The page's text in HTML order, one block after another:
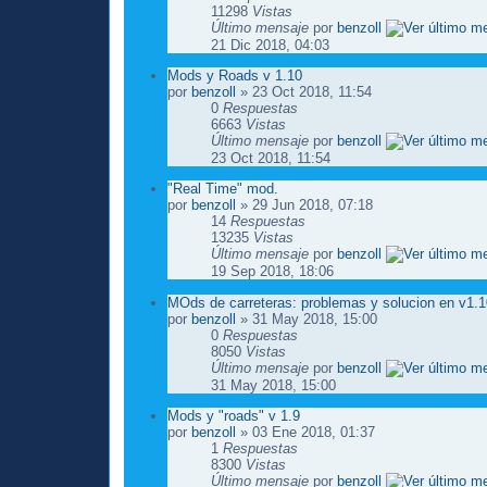
11298 Vistas
Último mensaje porbenzoll
21 Dic 2018, 04:03
Mods y Roads v 1.10
por benzoll
» 23 Oct 2018, 11:54
0Respuestas
6663 Vistas
Último mensaje por benzoll
23 Oct 2018, 11:54
"Real Time" mod.
por benzoll
» 29 Jun 2018, 07:18
14Respuestas
13235 Vistas
Último mensaje por benzoll
19 Sep 2018, 18:06
MOds de carreteras: problemas y solucion en
porbenzoll » 31 May 2018, 15:00
0Respuestas
8050 Vistas
Último mensaje porbenzoll
31 May 2018, 15:00
Mods y "roads" v 1.9
por benzoll
» 03 Ene 2018, 01:37
1Respuestas
8300 Vistas
Último mensaje por benzoll